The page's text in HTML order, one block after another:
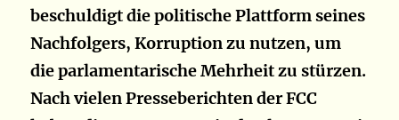
beschuldigt die politische Plattform seines
Nachfolgers, Korruption zu nutzen, um
die parlamentarische Mehrheit zu stürzen.
Nach vielen Presseberichten der FCC